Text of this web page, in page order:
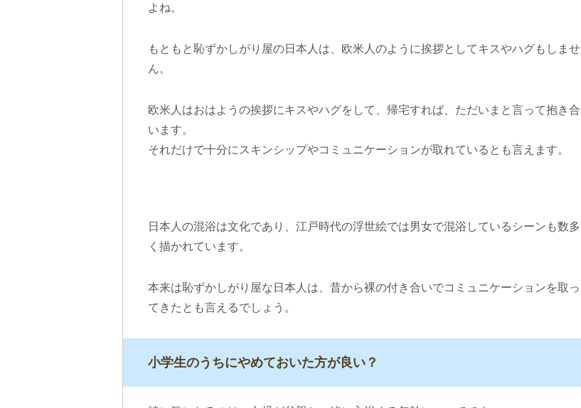
よね。
もともと恥ずかしがり屋の日本人は、欧米人のように挨拶としてキスやハグもしませ
ん。
欧米人はおはようの挨拶にキスやハグをして、帰宅すれば、ただいまと言って抱き合
います。
それだけで十分にスキンシップやコミュニケーションが取れているとも言えます。
日本人の混浴は文化であり、江戸時代の浮世絵では男女で混浴しているシーンも数多
く描かれています。
本来は恥ずかしがり屋な日本人は、昔から裸の付き合いでコミュニケーションを取っ
てきたとも言えるでしょう。
小学生のうちにやめておいた方が良い？